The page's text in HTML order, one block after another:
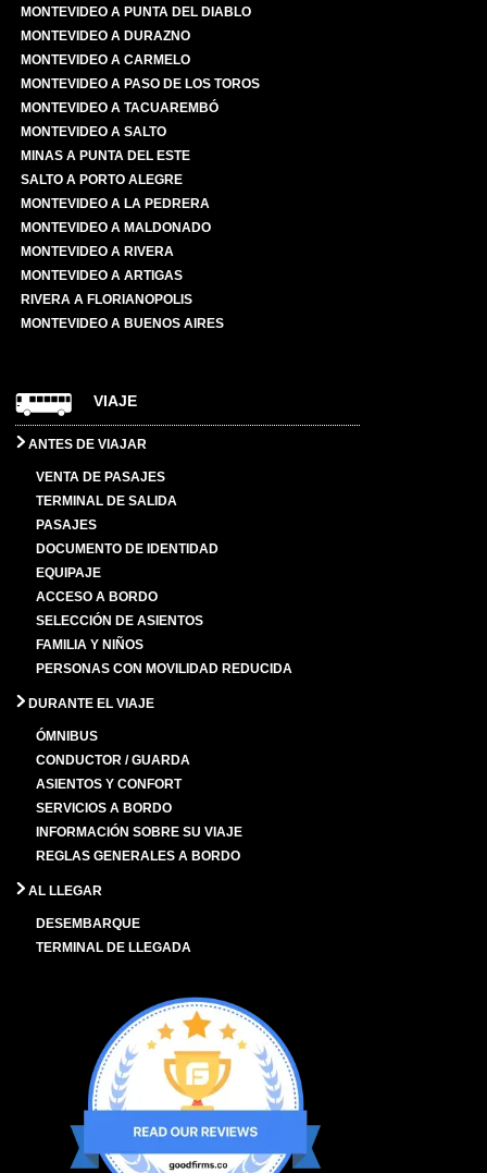
MONTEVIDEO A PUNTA DEL DIABLO
MONTEVIDEO A DURAZNO
MONTEVIDEO A CARMELO
MONTEVIDEO A PASO DE LOS TOROS
MONTEVIDEO A TACUAREMBÓ
MONTEVIDEO A SALTO
MINAS A PUNTA DEL ESTE
SALTO A PORTO ALEGRE
MONTEVIDEO A LA PEDRERA
MONTEVIDEO A MALDONADO
MONTEVIDEO A RIVERA
MONTEVIDEO A ARTIGAS
RIVERA A FLORIANOPOLIS
MONTEVIDEO A BUENOS AIRES
VIAJE
ANTES DE VIAJAR
VENTA DE PASAJES
TERMINAL DE SALIDA
PASAJES
DOCUMENTO DE IDENTIDAD
EQUIPAJE
ACCESO A BORDO
SELECCIÓN DE ASIENTOS
FAMILIA Y NIÑOS
PERSONAS CON MOVILIDAD REDUCIDA
DURANTE EL VIAJE
ÓMNIBUS
CONDUCTOR / GUARDA
ASIENTOS Y CONFORT
SERVICIOS A BORDO
INFORMACIÓN SOBRE SU VIAJE
REGLAS GENERALES A BORDO
AL LLEGAR
DESEMBARQUE
TERMINAL DE LLEGADA